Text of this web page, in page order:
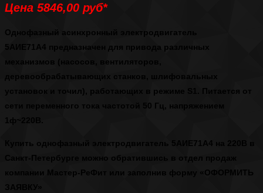
Цена 5846,00 руб*
Однофазный асинхронный
электродвигатель
5АИЕ71А4
предназначен для привода различных
механизмов (насосов, вентиляторов,
деревообрабатывающих станков, шлифовальных
установок и точил), работающих в режиме S1. Питается от
сети переменного тока частотой 50 Гц, напряжением
1ф~220В.
Купить однофазный электродвигатель 5АИЕ71А4 на 220В в
Санкт-Петербурге
можно обратившись в отдел продаж
компании Мастер-РеФит или заполнив форму
«ОФОРМИТЬ
ЗАЯВКУ»